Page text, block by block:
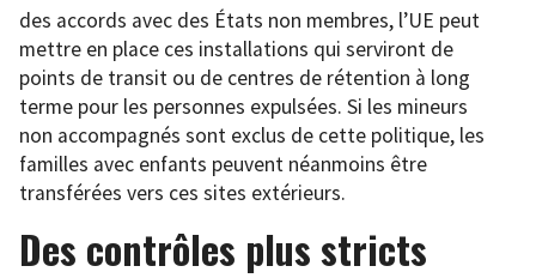
des accords avec des États non membres, l’UE peut
mettre en place ces installations qui serviront de
points de transit ou de centres de rétention à long
terme pour les personnes expulsées. Si les mineurs
non accompagnés sont exclus de cette politique, les
familles avec enfants peuvent néanmoins être
transférées vers ces sites extérieurs.
Des contrôles plus stricts